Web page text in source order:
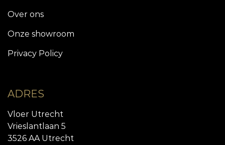
Over ons
Onze showroom
Privacy Policy
ADRES
Vloer Utrecht
Vrieslantlaan 5
3526 AA Utrecht